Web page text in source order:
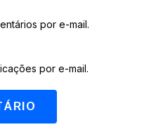
por e-mail.
por e-mail.